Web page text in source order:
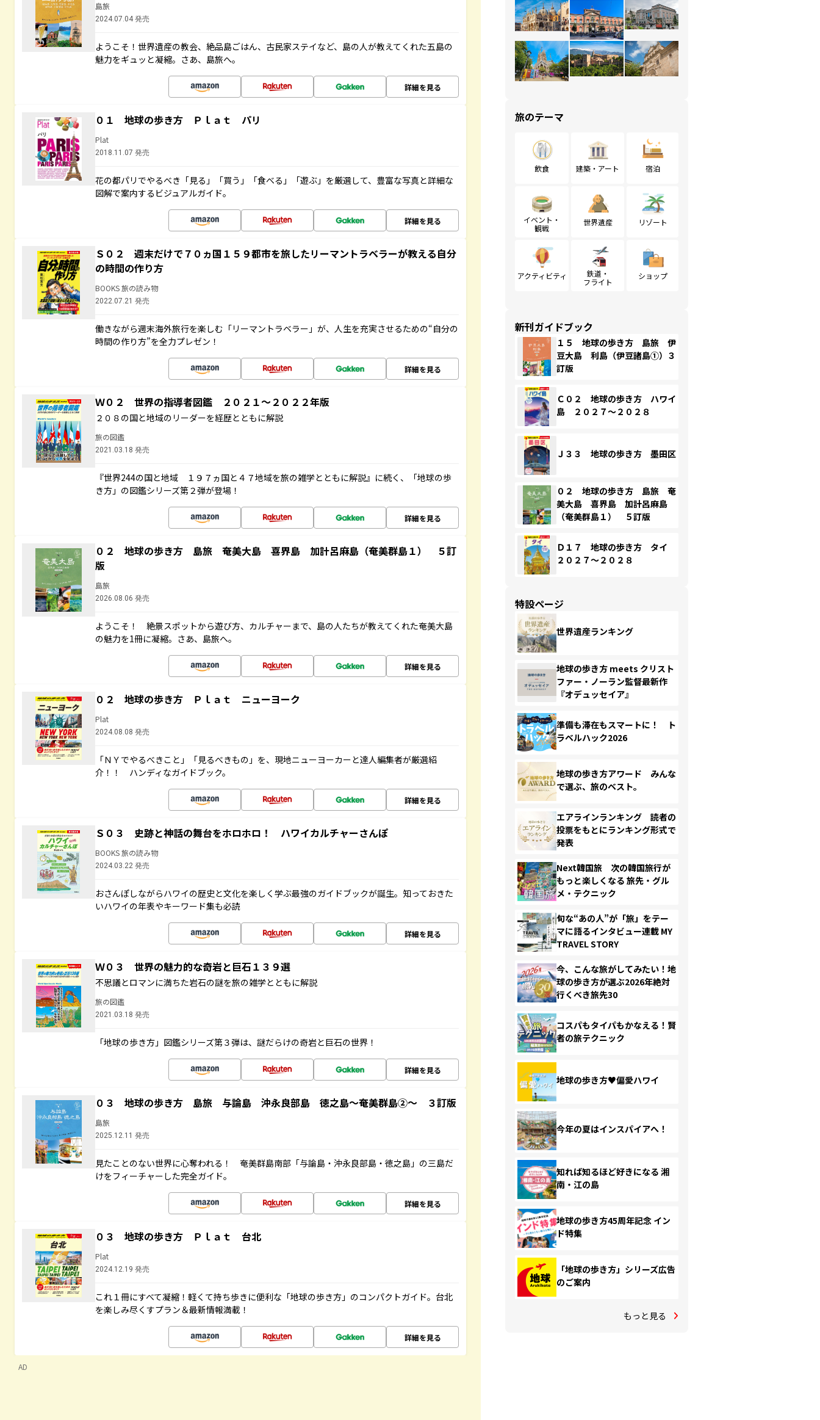
島旅
2024.07.04 発売
ようこそ！世界遺産の教会、絶品島ごはん、古民家ステイなど、島の人が教えてくれた五島の
魅力をギュッと凝縮。さあ、島旅へ。
詳細を見る
０１ 地球の歩き方 Ｐｌａｔ パリ
Plat
2018.11.07 発売
花の都パリでやるべき「見る」「買う」「食べる」「遊ぶ」を厳選して、豊富な写真と詳細な
図解で案内するビジュアルガイド。
詳細を見る
Ｓ０２ 週末だけで７０ヵ国１５９都市を旅したリーマントラベラーが教える自分
の時間の作り方
BOOKS 旅の読み物
2022.07.21 発売
働きながら週末海外旅行を楽しむ「リーマントラベラー」が、人生を充実させるための“自分の
時間の作り方”を全力プレゼン！
詳細を見る
Ｗ０２ 世界の指導者図鑑 ２０２１～２０２２年版
２０８の国と地域のリーダーを経歴とともに解説
旅の図鑑
2021.03.18 発売
『世界244の国と地域 １９７ヵ国と４７地域を旅の雑学とともに解説』に続く、「地球の歩
き方」の図鑑シリーズ第２弾が登場！
詳細を見る
０２ 地球の歩き方 島旅 奄美大島 喜界島 加計呂麻島（奄美群島１） ５訂
版
島旅
2026.08.06 発売
ようこそ！ 絶景スポットから遊び方、カルチャーまで、島の人たちが教えてくれた奄美大島
の魅力を1冊に凝縮。さあ、島旅へ。
詳細を見る
０２ 地球の歩き方 Ｐｌａｔ ニューヨーク
Plat
2024.08.08 発売
「ＮＹでやるべきこと」「見るべきもの」を、現地ニューヨーカーと達人編集者が厳選紹
介！！ ハンディなガイドブック。
詳細を見る
Ｓ０３ 史跡と神話の舞台をホロホロ！ ハワイカルチャーさんぽ
BOOKS 旅の読み物
2024.03.22 発売
おさんぽしながらハワイの歴史と文化を楽しく学ぶ最強のガイドブックが誕生。知っておきた
いハワイの年表やキーワード集も必読
詳細を見る
Ｗ０３ 世界の魅力的な奇岩と巨石１３９選
不思議とロマンに満ちた岩石の謎を旅の雑学とともに解説
旅の図鑑
2021.03.18 発売
「地球の歩き方」図鑑シリーズ第３弾は、謎だらけの奇岩と巨石の世界！
詳細を見る
０３ 地球の歩き方 島旅 与論島 沖永良部島 徳之島～奄美群島②～ ３訂版
島旅
2025.12.11 発売
見たことのない世界に心奪われる！ 奄美群島南部「与論島・沖永良部島・徳之島」の三島だ
けをフィーチャーした完全ガイド。
詳細を見る
０３ 地球の歩き方 Ｐｌａｔ 台北
Plat
2024.12.19 発売
これ１冊にすべて凝縮！軽くて持ち歩きに便利な「地球の歩き方」のコンパクトガイド。台北
を楽しみ尽くすプラン＆最新情報満載！
詳細を見る
AD
旅のテーマ
飲食 建築・アート 宿泊
イベント・
観戦
世界遺産 リゾート
アクティビティ
鉄道・
フライト
ショップ
新刊ガイドブック
１５ 地球の歩き方 島旅 伊
豆大島 利島（伊豆諸島①）３
訂版
Ｃ０２ 地球の歩き方 ハワイ
島 ２０２７～２０２８
Ｊ３３ 地球の歩き方 墨田区
０２ 地球の歩き方 島旅 奄
美大島 喜界島 加計呂麻島
（奄美群島１） ５訂版
Ｄ１７ 地球の歩き方 タイ
２０２７～２０２８
特設ページ
世界遺産ランキング
地球の歩き方 meets クリスト
ファー・ノーラン監督最新作
『オデュッセイア』
準備も滞在もスマートに！ ト
ラベルハック2026
地球の歩き方アワード みんな
で選ぶ、旅のベスト。
エアラインランキング 読者の
投票をもとにランキング形式で
発表
Next韓国旅 次の韓国旅行が
もっと楽しくなる 旅先・グル
メ・テクニック
旬な“あの人”が「旅」をテー
マに語るインタビュー連載 MY
TRAVEL STORY
今、こんな旅がしてみたい！地
球の歩き方が選ぶ2026年絶対
行くべき旅先30
コスパもタイパもかなえる！賢
者の旅テクニック
地球の歩き方♥偏愛ハワイ
今年の夏はインスパイアへ！
知れば知るほど好きになる 湘
南・江の島
地球の歩き方45周年記念 イン
ド特集
「地球の歩き方」シリーズ広告
のご案内
もっと見る